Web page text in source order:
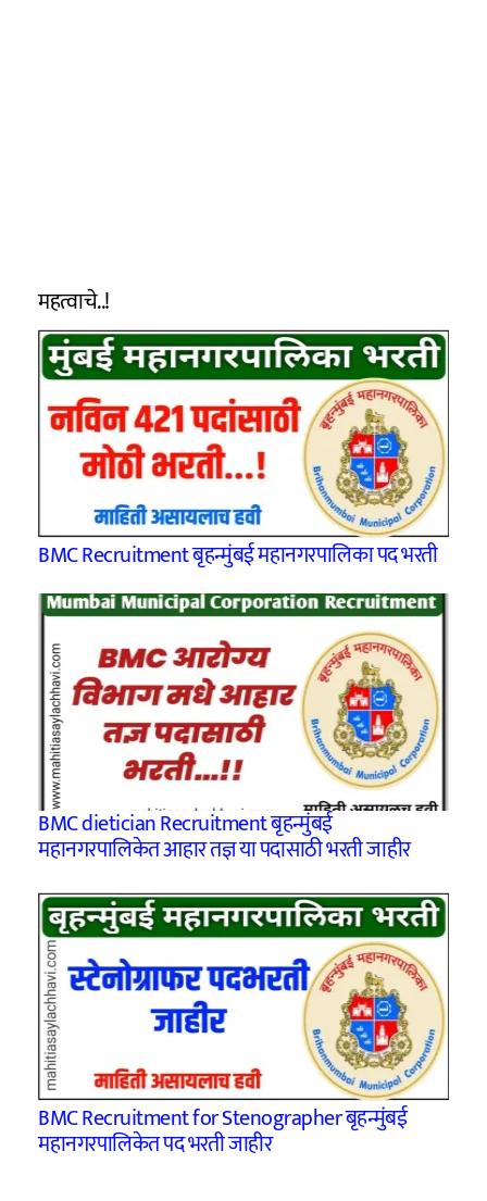
महत्वाचे..!
BMC Recruitment बृहन्मुंबई महानगरपालिका पद भरती
BMC dietician Recruitment बृहन्मुंबई
महानगरपालिकेत आहार तज्ञ या पदासाठी भरती जाहीर
BMC Recruitment for Stenographer बृहन्मुंबई
महानगरपालिकेत पद भरती जाहीर